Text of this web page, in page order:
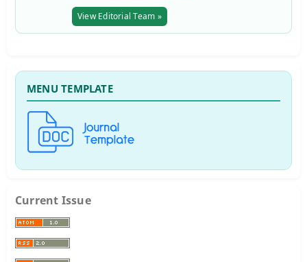
View Editorial Team »
MENU TEMPLATE
Current Issue